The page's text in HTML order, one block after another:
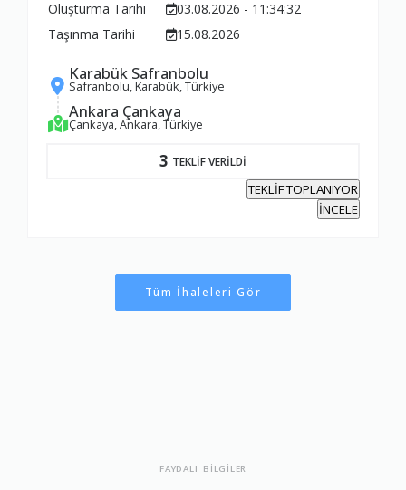
Oluşturma Tarihi
03.08.2026 - 11:34:32
Taşınma Tarihi
15.08.2026
Karabük Safranbolu
Safranbolu, Karabük, Türkiye
Ankara Çankaya
Çankaya, Ankara, Türkiye
3 TEKLİF VERİLDİ
TEKLİF TOPLANIYOR
İNCELE
Tüm İhaleleri Gör
FAYDALI BİLGİLER